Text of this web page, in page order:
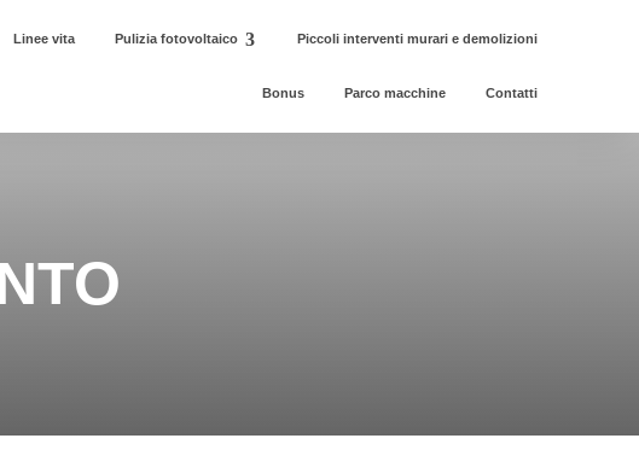
Linee vita Pulizia fotovoltaico Piccoli interventi murari e demolizioni
Bonus Parco macchine Contatti